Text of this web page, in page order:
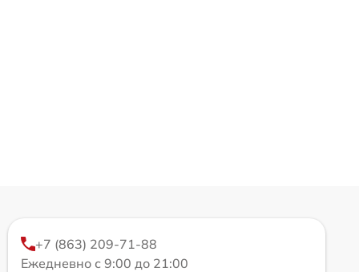
+7 (863) 209-71-88
Ежедневно с 9:00 до 21:00